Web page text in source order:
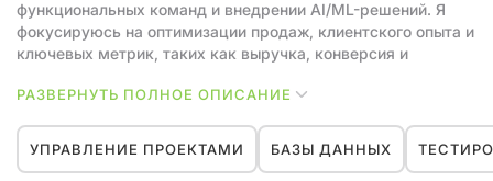
цикла «гипотеза → проверка данными → внедрение».
Создаю UX, основанный не на предположениях, а на
доказательствах.
функциональных команд и внедрении AI/ML-решений. Я
фокусируюсь на оптимизации продаж, клиентского опыта и
ключевых метрик, таких как выручка, конверсия и
для новых вызовов в динамичных компаниях.
РАЗВЕРНУТЬ ПОЛНОЕ ОПИСАНИЕ
УПРАВЛЕНИЕ ПРОЕКТАМИ БАЗЫ ДАННЫХ